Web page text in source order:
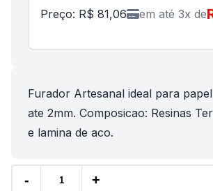
Preço: R$ 81,06 em até 3x de
Furador Artesanal ideal para papel
ate 2mm. Composicao: Resinas
e lamina de aco.
- +